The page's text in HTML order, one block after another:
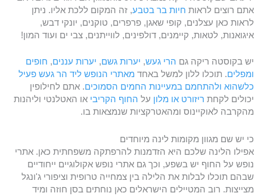
אתם רוצים לראות חיות בר בטבע, זה המקום ללכת אליו. ניתן
לראות כאן עצלנים, קופי שאגן, פרפרים, טוקנים, יונקי דבש,
איגואנות, לטאות, קיימנים, דולפינים, לווייתנים, צבי ים ועוד המון!
יש בקוסטה ריקה גם הרי געש, יערות גשם, יערות עננים, חופים
ומפלים. תוכלו ללון למשל באחד מאתרי הנופש ליד הר געש פעיל
כלשהוא ולהתחמם במעיינות החמים הסמוכים. אתם לחילופין
יכולים לקחת ריזורט או מלון על החוף הקריבי או האטלנטי וליהנות
מהקרבה לאוקיינוס ומהאטרקציות שנמצאות בו.
כי יש שם מגוון מקומות לינה מיוחדים
אפילו הלינה שלכם היא הזדמנות להרפתקה משפחתית כאן. אתרי
נופש על החוף יש בשפע, וכך גם אתרי נופש אקולוגיים ייחודיים
שבהם תוכלו לבלות את הלילה בין צמחייה טרופית וציפורי ג'ונגל
מצייצות. רוב המטיילים הישראלים כאן נוחתים בסן חוזה ומיד